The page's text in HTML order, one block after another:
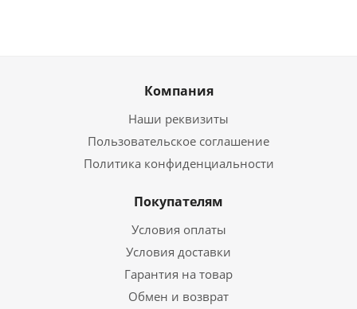
Компания
Наши реквизиты
Пользовательское соглашение
Политика конфиденциальности
Покупателям
Условия оплаты
Условия доставки
Гарантия на товар
Обмен и возврат